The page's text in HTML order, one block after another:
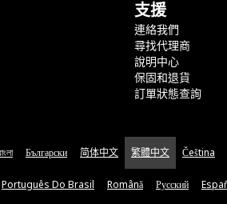
支援
連絡我們
尋找代理商
說明中心
保固和退貨
訂單狀態查詢
Български 简体中文 繁體中文 Čeština
Português Do Brasil Română Русский